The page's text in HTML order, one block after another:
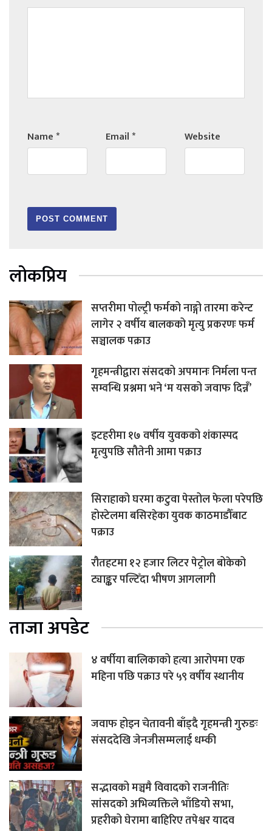
Name* Email* Website
लोकप्रिय
सप्तरीमा पोल्ट्री फर्मको नाङ्गो तारमा करेन्ट
लागेर २ वर्षीय बालकको मृत्यु प्रकरणः फर्म
सञ्चालक पक्राउ
गृहमन्त्रीद्वारा संसदको अपमानः निर्मला पन्त
सम्वन्धि प्रश्नमा भने ‘म यसको जवाफ दिन्नँ’
इटहरीमा १७ वर्षीय युवकको शंकास्पद
मृत्युपछि सौतेनी आमा पक्राउ
सिराहाको घरमा कटुवा पेस्तोल फेला परेपछि
होस्टेलमा बसिरहेका युवक काठमाडौँबाट
पक्राउ
रौतहटमा १२ हजार लिटर पेट्रोल बोकेको
ट्याङ्कर पल्टिँदा भीषण आगलागी
ताजा अपडेट
४ वर्षीया बालिकाको हत्या आरोपमा एक
महिना पछि पक्राउ परे ५९ वर्षीय स्थानीय
जवाफ होइन चेतावनी बाँड्दै गृहमन्त्री गुरुङः
संसददेखि जेनजीसम्मलाई धम्की
सद्भावको मञ्चमै विवादको राजनीतिः
सांसदको अभिव्यक्तिले भाँडियो सभा,
प्रहरीको घेरामा बाहिरिए तपेश्वर यादव